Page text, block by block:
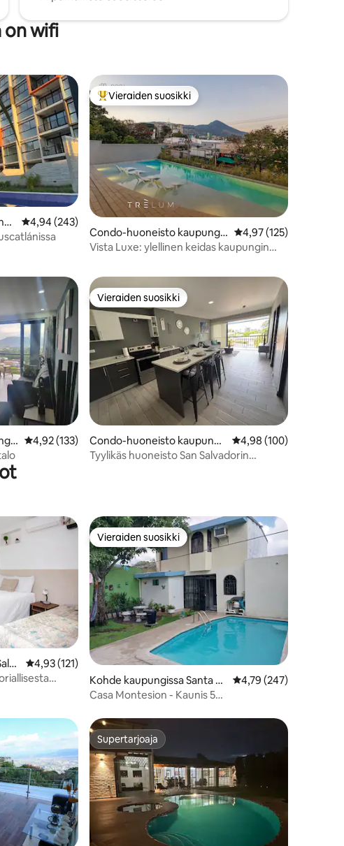
on wifi
Keskimääräinen arvio 4,94/5, 243 arvostelua
4,94 (243)
Vieraiden suosikkien parhaimmistoa
Vieraiden suosikki
Condo-huoneisto kaupungis
sa San Salvador
Keskimääräinen arvio
4,97 (125)
Vista Luxe: ylellinen keidas kaupungin
Keskimääräinen arvio 4,92/5, 133 arvostelua
4,92 (133)
Vieraiden suosikki
Vieraiden suosikki
Condo-huoneisto kaupungi
ssa San Salvador
Keskimääräinen arvio
4,98 (100)
Tyylikäs huoneisto San Salvadorin
Keskimääräinen arvio 4,93/5, 121 arvostelua
4,93 (121)
Vieraiden suosikki
Vieraiden suosikki
Kohde kaupungissa Santa Te
cla
Keskimääräinen arvio
4,79 (247)
Casa Montesion - Kaunis 5
ALLAS
Supertarjoaja
Supertarjoaja